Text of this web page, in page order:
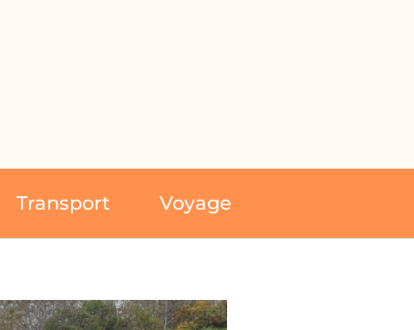
Transport Voyage